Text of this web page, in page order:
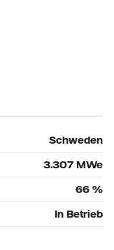
Schweden
3.307 MWe
66 %
In Betrieb